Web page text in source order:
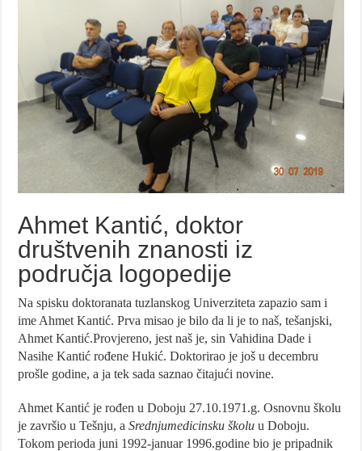
Ahmet Kantić, doktor
društvenih znanosti iz
područja logopedije
Na spisku doktoranata tuzlanskog Univerziteta zapazio sam i
ime Ahmet Kantić. Prva misao je bilo da li je to naš, tešanjski,
Ahmet Kantić.Provjereno, jest naš je, sin Vahidina Dade i
Nasihe Kantić rođene Hukić. Doktorirao je još u decembru
prošle godine, a ja tek sada saznao čitajući novine.
Ahmet Kantić je rođen u Doboju 27.10.1971.g. Osnovnu školu
je završio u Tešnju, a Srednjumedicinsku školu u Doboju.
Tokom perioda juni 1992-januar 1996.godine bio je pripadnik